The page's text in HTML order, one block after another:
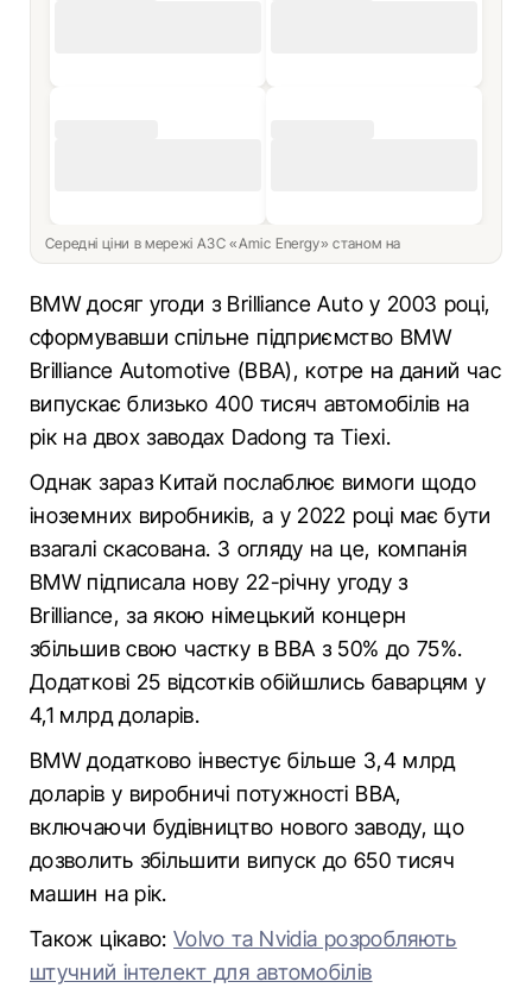
Середні ціни в мережі АЗС «Amic Energy» станом на
BMW досяг угоди з Brilliance Auto у 2003 році,
сформувавши спільне підприємство BMW
Brilliance Automotive (BBA), котре на даний час
випускає близько 400 тисяч автомобілів на
рік на двох заводах Dadong та Tiexi.
Однак зараз Китай послаблює вимоги щодо
іноземних виробників, а у 2022 році має бути
взагалі скасована. З огляду на це, компанія
BMW підписала нову 22-річну угоду з
Brilliance, за якою німецький концерн
збільшив свою частку в BBA з 50% до 75%.
Додаткові 25 відсотків обійшлись баварцям у
4,1 млрд доларів.
BMW додатково інвестує більше 3,4 млрд
доларів у виробничі потужності BBA,
включаючи будівництво нового заводу, що
дозволить збільшити випуск до 650 тисяч
машин на рік.
Також цікаво:Volvo та Nvidia розробляють
штучний інтелект для автомобілів